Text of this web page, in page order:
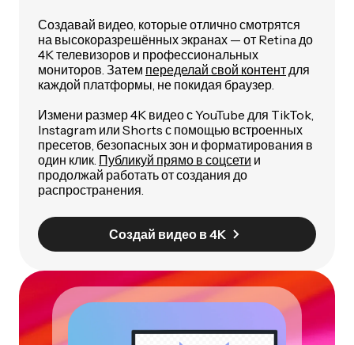
Создавай видео, которые отлично смотрятся
на высокоразрешённых экранах — от Retina до
4K телевизоров и профессиональных
мониторов. Затем переделай свой контентдля
каждой платформы, не покидая браузер.
Измени размер 4K видео с YouTube для TikTok,
Instagram или Shorts с помощью встроенных
пресетов, безопасных зон и форматирования в
один клик. Публикуй прямо в соцсети и
продолжай работать от создания до
распространения.
Создай видео в 4K